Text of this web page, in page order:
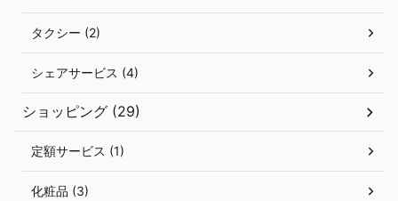
タクシー (2)
シェアサービス (4)
ショッピング (29)
定額サービス (1)
化粧品 (3)